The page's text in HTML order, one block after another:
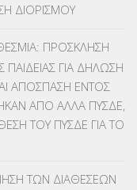
(12)
(319)
ΔΙΟΡΙΣΜΟΥ
ΠΡΟΣΚΛΗΣΗ
ΓΙΑ ΔΗΛΩΣΗ
ΑΠΟΣΠΑΣΗ ΕΝΤΟΣ
ΑΠΟ ΑΛΛΑ ΠΥΣΔΕ,
ΤΟΥ ΠΥΣΔΕ ΓΙΑ ΤΟ
ΤΩΝ ΔΙΑΘΕΣΕΩΝ